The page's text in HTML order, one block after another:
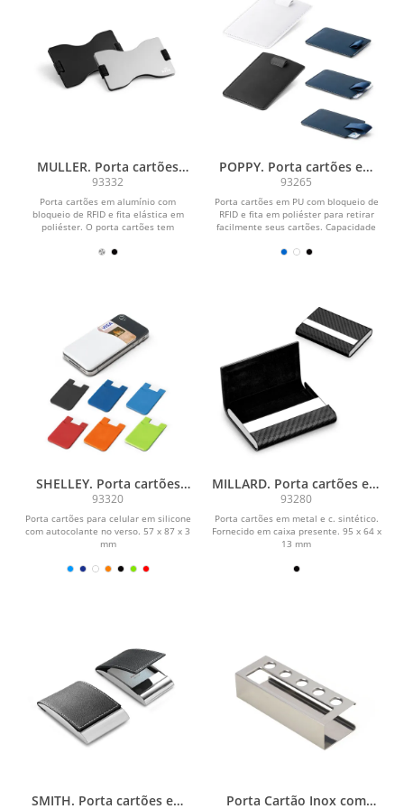
MULLER. Porta cartões
com bloqueio RFID
93332
Porta cartões em alumínio com
bloqueio de RFID e fita elástica em
poliéster. O porta cartões tem
POPPY. Porta cartões em
PU com bloqueio RFID
93265
Porta cartões em PU com bloqueio de
RFID e fita em poliéster para retirar
facilmente seus cartões. Capacidade
SHELLEY. Porta cartões
para celular em silicone
93320
Porta cartões para celular em silicone
com autocolante no verso. 57 x 87 x 3
mm
MILLARD. Porta cartões em
metal e c.sintético
93280
Porta cartões em metal e c. sintético.
Fornecido em caixa presente. 95 x 64 x
13 mm
SMITH. Porta cartões em
Porta Cartão Inox com